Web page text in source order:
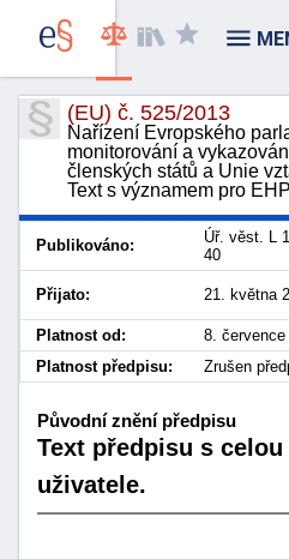
(EU) č. 525/2013
Nařízení Evropského
monitorování a
členských států a Unie
Text s významem pro EHP
Publikováno:
Úř. věst. L
40
Přijato: 21. května
Platnost od: 8. července
Platnost předpisu:
Zrušen
Původní znění předpisu
Text předpisu s
uživatele.